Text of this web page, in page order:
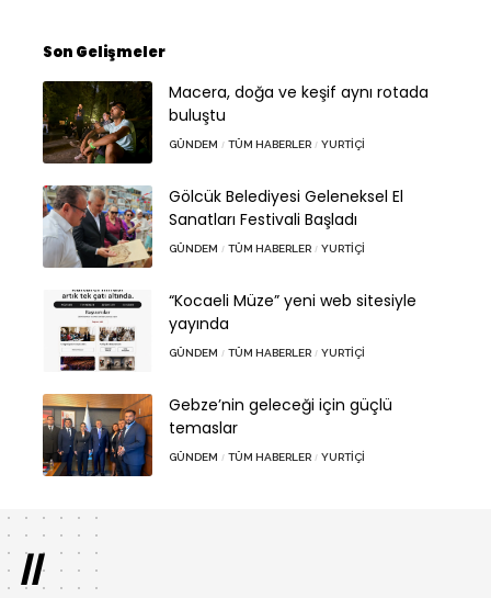
Son Gelişmeler
Macera, doğa ve keşif aynı rotada
buluştu
GÜNDEM TÜM HABERLER YURTIÇI
Gölcük Belediyesi Geleneksel El
Sanatları Festivali Başladı
GÜNDEM TÜM HABERLER YURTIÇI
“Kocaeli Müze” yeni web sitesiyle
yayında
GÜNDEM TÜM HABERLER YURTIÇI
Gebze’nin geleceği için güçlü
temaslar
GÜNDEM TÜM HABERLER YURTIÇI
//